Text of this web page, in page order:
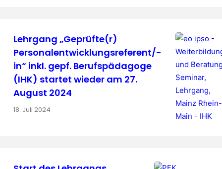
Lehrgang „Geprüfte(r)
Personalentwicklungsreferent/-
in“ inkl. gepf. Berufspädagoge
(IHK) startet wieder am 27.
August 2024
18. Juli 2024